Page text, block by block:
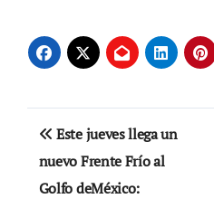
Navegación
de
entradas
Este jueves llega un
nuevo Frente Frío al
Golfo deMéxico: